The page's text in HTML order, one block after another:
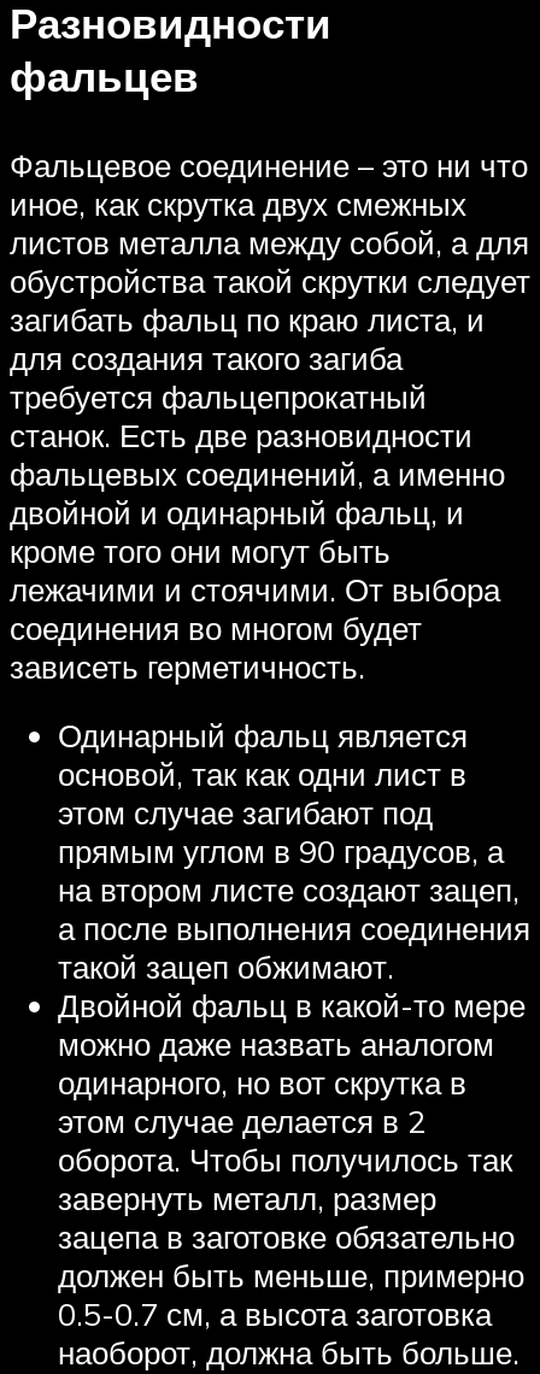
Разновидности
фальцев
Фальцевое соединение – это ни что
иное, как скрутка двух смежных
листов металла между собой, а для
обустройства такой скрутки следует
загибать фальц по краю листа, и
для создания такого загиба
требуется фальцепрокатный
станок. Есть две разновидности
фальцевых соединений, а именно
двойной и одинарный фальц, и
кроме того они могут быть
лежачими и стоячими. От выбора
соединения во многом будет
зависеть герметичность.
Одинарный фальц является
основой, так как одни лист в
этом случае загибают под
прямым углом в 90 градусов, а
на втором листе создают зацеп,
а после выполнения соединения
такой зацеп обжимают.
Двойной фальц в какой-то мере
можно даже назвать аналогом
одинарного, но вот скрутка в
этом случае делается в 2
оборота. Чтобы получилось так
завернуть металл, размер
зацепа в заготовке обязательно
должен быть меньше, примерно
0.5-0.7 см, а высота заготовка
наоборот, должна быть больше.